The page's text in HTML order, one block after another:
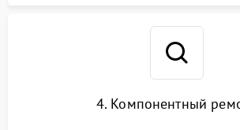
4. Компонентный